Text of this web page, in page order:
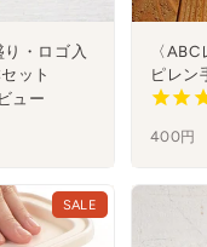
・ロゴ入
ット
ュー
〈
ピレン
400円
SALE